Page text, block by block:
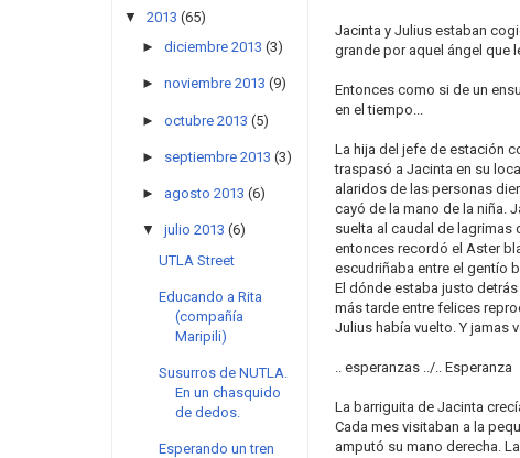
Jacinta y Julius estaban
grande por aquel ángel que
Entonces como si de un
en el tiempo...
La hija del jefe de estación
traspasó a Jacinta en su
alaridos de las personas
cayó de la mano de la niña.
suelta al caudal de lagrimas
entonces recordó el Aster
escudriñaba entre el gentío
El dónde estaba justo
más tarde entre felices
Julius había vuelto. Y jamas
.. esperanzas ../.. Esperanza
La barriguita de Jacinta
Cada mes visitaban a la
amputó su mano derecha.
▼ 2013 (65)
► diciembre 2013 (3)
► noviembre 2013 (9)
► octubre 2013 (5)
► septiembre 2013 (3)
► agosto 2013 (6)
▼ julio 2013 (6)
UTLA Street
Educando a Rita
(compañía
Maripili)
Susurros de NUTLA.
En un chasquido
de dedos.
Esperando un tren